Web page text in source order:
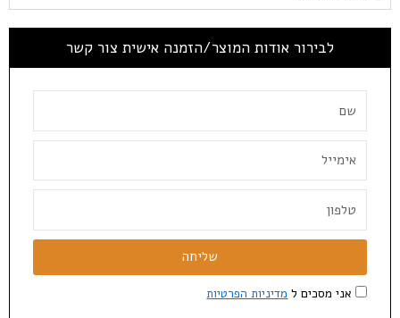
לבירור אודות המוצר/הזמנה אישית צור קשר
אני מסכים ל מדיניות הפרטיות
שליחה